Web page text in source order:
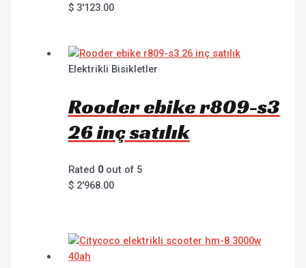
$3'123.00
Elektrikli Bisikletler
Rooder ebike r809-s3
26 inç satılık
Rated 0out of 5
$2'968.00